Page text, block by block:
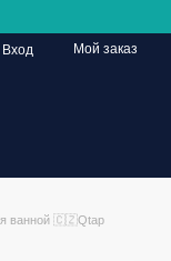
Вход Мой заказ
ванной 🇨🇿Qtap